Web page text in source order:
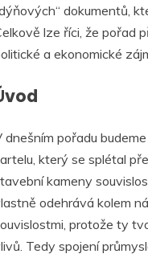
dokumentů,
lze říci, že pořad
a ekonomické
dnešním pořadu
který se splétal
kameny
odehrává kolem
protože ty
Tedy spojení